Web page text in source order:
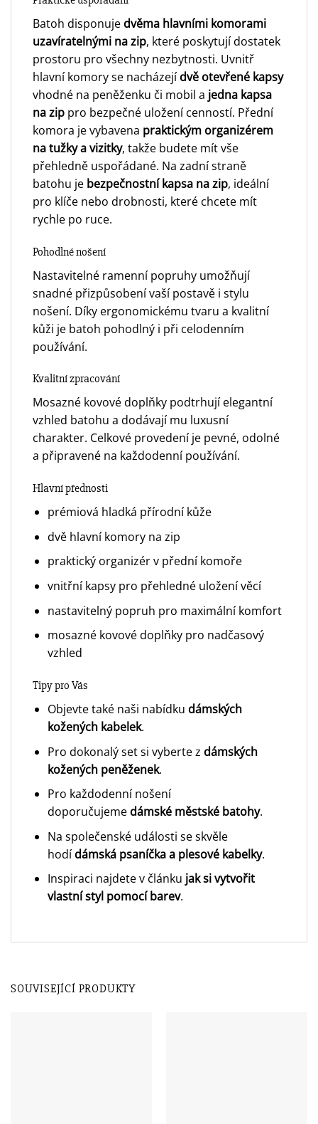
Batoh disponuje dvěma hlavními komorami
uzavíratelnými na zip, které poskytují dostatek
prostoru pro všechny nezbytnosti. Uvnitř
hlavní komory se nacházejídvě otevřené kapsy
vhodné na peněženku či mobil a jedna kapsa
na zip pro bezpečné uložení cenností. Přední
komora je vybavena praktickým organizérem
na tužky a vizitky, takže budete mít vše
přehledně uspořádané. Na zadní straně
batohu je bezpečnostní kapsa na zip, ideální
pro klíče nebo drobnosti, které chcete mít
rychle po ruce.
Pohodlné nošení
Nastavitelné ramenní popruhy umožňují
snadné přizpůsobení vaší postavě i stylu
nošení. Díky ergonomickému tvaru a kvalitní
kůži je batoh pohodlný i při celodenním
používání.
Kvalitní zpracování
Mosazné kovové doplňky podtrhují elegantní
vzhled batohu a dodávají mu luxusní
charakter. Celkové provedení je pevné, odolné
a připravené na každodenní používání.
Hlavní přednosti
prémiová hladká přírodní kůže
dvě hlavní komory na zip
praktický organizér v přední komoře
vnitřní kapsy pro přehledné uložení věcí
nastavitelný popruh pro maximální komfort
mosazné kovové doplňky pro nadčasový
vzhled
Tipy pro Vás
Objevte také naši nabídku dámských
kožených kabelek.
Pro dokonalý set si vyberte z dámských
kožených peněženek.
Pro každodenní nošení
doporučujeme dámské městské batohy.
Na společenské události se skvěle
hodídámská psaníčka a plesové kabelky.
Inspiraci najdete v článku jak si vytvořit
vlastní styl pomocí barev.
SOUVISEJÍCÍ PRODUKTY